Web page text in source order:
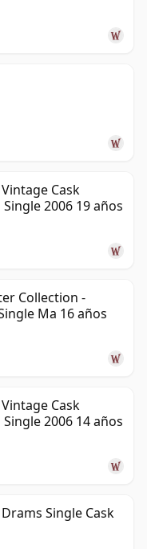
Cask
2006 19 años
Collection -
Ma 16 años
Cask
2006 14 años
Single Cask